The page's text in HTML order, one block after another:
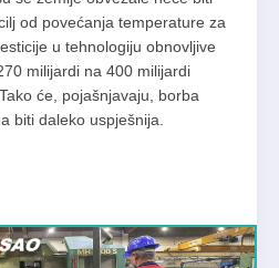
od povećanja temperature za
u tehnologiju obnovljive
milijardi na 400 milijardi
će, pojašnjavaju, borba
biti daleko uspješnija.